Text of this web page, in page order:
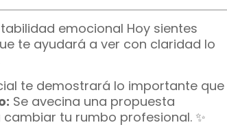
emocional Hoy sientes
te ayudará a ver con claridad lo
te demostrará lo importante que
Se avecina una propuesta
tu rumbo profesional. ✨